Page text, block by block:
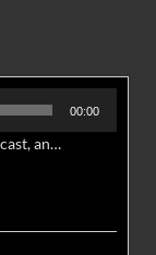
00:00
En este primer episodio de Del Inbox al Podcast, analizamos junto al abogado Jonathan Brown las nuevas conductas delictivas cibernéticas y la necesidad de hacer modificaciones al Código Penal.